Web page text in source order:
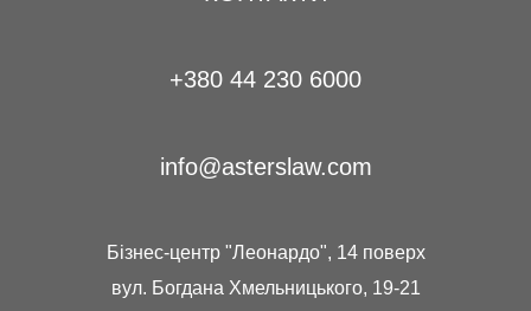
+380 44 230 6000
info@asterslaw.com
Бізнес-центр "Леонардо", 14 поверх
вул. Богдана Хмельницького, 19-21